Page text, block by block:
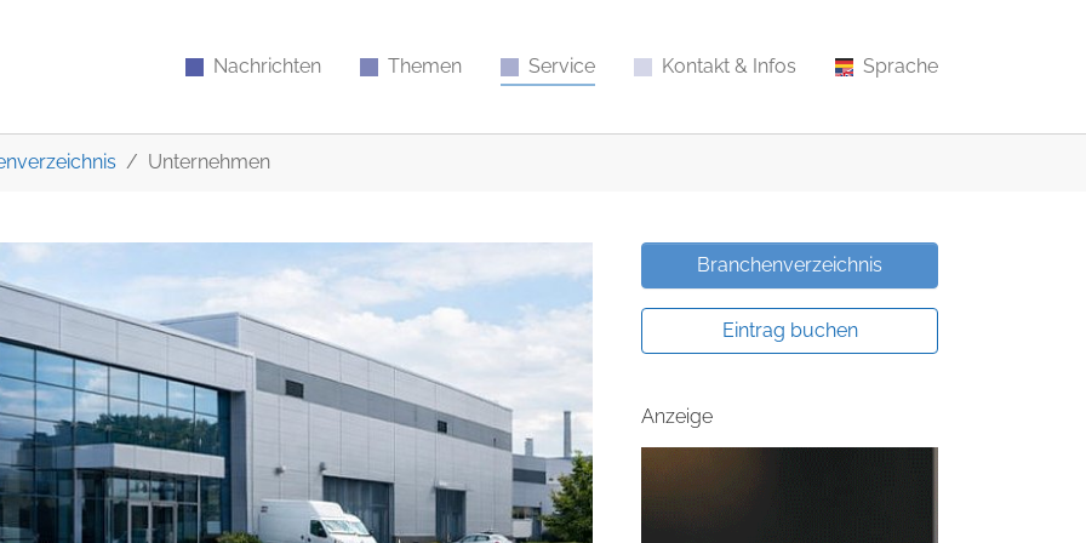
Nachrichten Themen Service Kontakt & Infos Sprache
Unternehmen
Branchenverzeichnis
Eintrag buchen
Anzeige